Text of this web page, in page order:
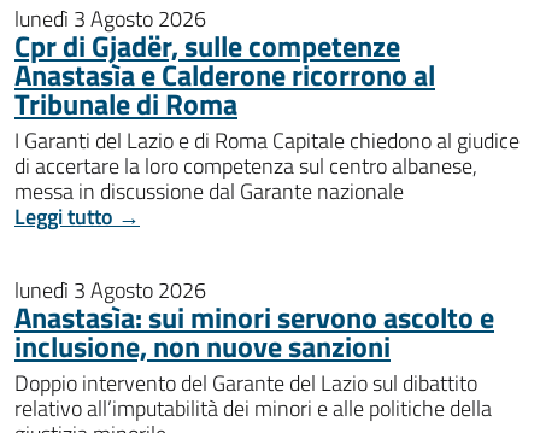
lunedì 3 Agosto 2026
Cpr di Gjadër, sulle competenze
Anastasìa e Calderone ricorrono al
Tribunale di Roma
I Garanti del Lazio e di Roma Capitale chiedono al giudice
di accertare la loro competenza sul centro albanese,
messa in discussione dal Garante nazionale
Leggi tutto →
lunedì 3 Agosto 2026
Anastasìa: sui minori servono ascolto e
inclusione, non nuove sanzioni
Doppio intervento del Garante del Lazio sul dibattito
relativo all’imputabilità dei minori e alle politiche della